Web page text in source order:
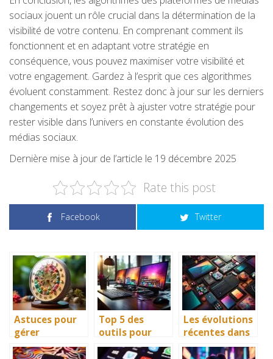
sociaux jouent un rôle crucial dans la détermination de la
visibilité de votre contenu. En comprenant comment ils
fonctionnent et en adaptant votre stratégie en
conséquence, vous pouvez maximiser votre visibilité et
votre engagement. Gardez à l’esprit que ces algorithmes
évoluent constamment. Restez donc à jour sur les derniers
changements et soyez prêt à ajuster votre stratégie pour
rester visible dans l’univers en constante évolution des
médias sociaux.
Dernière mise à jour de l’article le 19 décembre 2025
Rate this post
Facebook Twitter
Astuces pour
gérer
efficacement
Top 5 des
outils pour
planifier et
Les évolutions
récentes dans
le domaine des